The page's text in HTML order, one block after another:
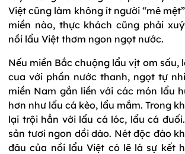
Việt cũng làm không ít người “mê
miền nào, thực khách cũng phải
nồi lẩu Việt thơm ngon ngọt nước.
Nếu miền Bắc chuộng lẩu vịt om sấu,
cua với phần nước thanh, ngọt tự
miền Nam gắn liền với các món lẩu
hơn như lẩu cá kèo, lẩu mắm. Trong
lại trội hẳn với lẩu cá lóc, lẩu cá
sản tươi ngon dồi dào. Nét độc đáo
đâu của nồi lẩu Việt có lẽ là sự kết